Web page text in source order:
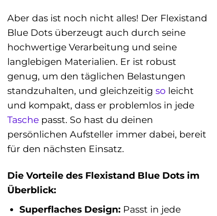
Aber das ist noch nicht alles! Der Flexistand
Blue Dots überzeugt auch durch seine
hochwertige Verarbeitung und seine
langlebigen Materialien. Er ist robust
genug, um den täglichen Belastungen
standzuhalten, und gleichzeitig so leicht
und kompakt, dass er problemlos in jede
Tasche passt. So hast du deinen
persönlichen Aufsteller immer dabei, bereit
für den nächsten Einsatz.
Die Vorteile des Flexistand Blue Dots im
Überblick:
Superflaches Design:Passt in jede